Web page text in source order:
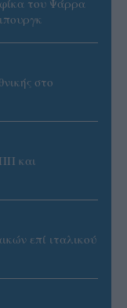
στο
και
επί ιταλικού